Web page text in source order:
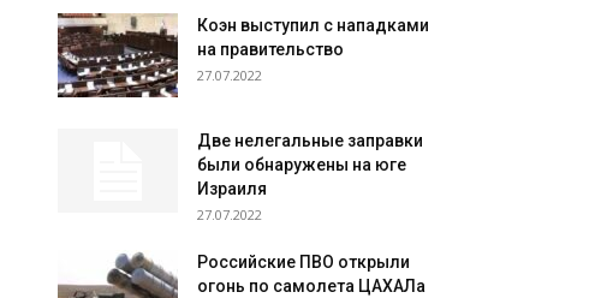
Коэн выступил с нападками
на правительство
27.07.2022
Две нелегальные заправки
были обнаружены на юге
Израиля
27.07.2022
Российские ПВО открыли
огонь по самолета ЦАХАЛа